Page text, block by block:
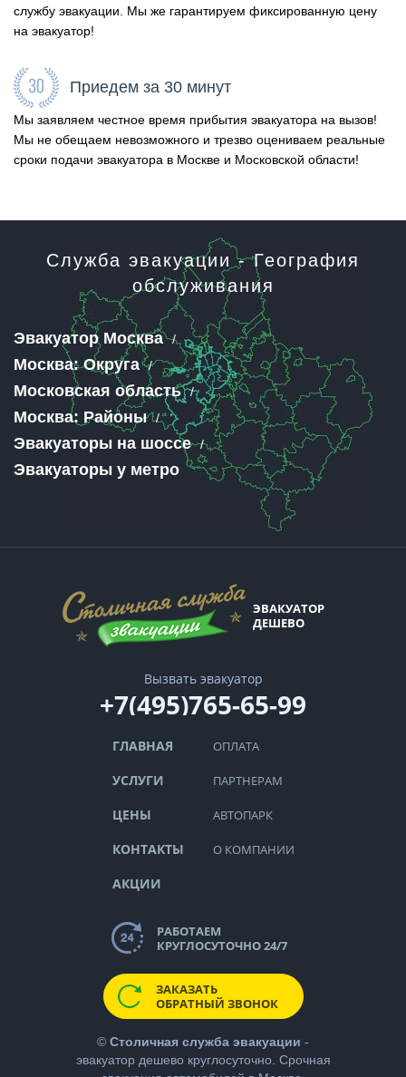
службу эвакуации. Мы же гарантируем фиксированную цену
на эвакуатор!
Приедем за 30 минут
Мы заявляем честное время прибытия эвакуатора на вызов!
Мы не обещаем невозможного и трезво оцениваем реальные
сроки подачи эвакуатора в Москве и Московской области!
Служба эвакуации - География
обслуживания
Эвакуатор Москва
Москва: Округа
Московская область
Москва: Районы
Эвакуаторы на шоссе
Эвакуаторы у метро
ЭВАКУАТОР
ДЕШЕВО
Вызвать эвакуатор
+7(495)765-65-99
ГЛАВНАЯ
УСЛУГИ
ЦЕНЫ
КОНТАКТЫ
АКЦИИ
ОПЛАТА
ПАРТНЕРАМ
АВТОПАРК
О КОМПАНИИ
РАБОТАЕМ
КРУГЛОСУТОЧНО 24/7
ЗАКАЗАТЬ
ОБРАТНЫЙ ЗВОНОК
© Столичная служба эвакуации -
эвакуатор дешевокруглосуточно. Срочная